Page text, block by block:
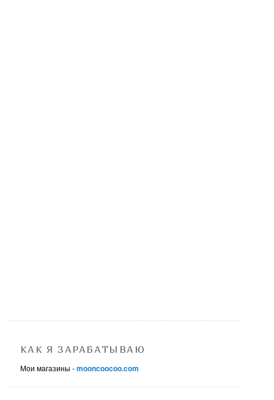
КАК Я ЗАРАБАТЫВАЮ
Мои магазины -mooncoocoo.com